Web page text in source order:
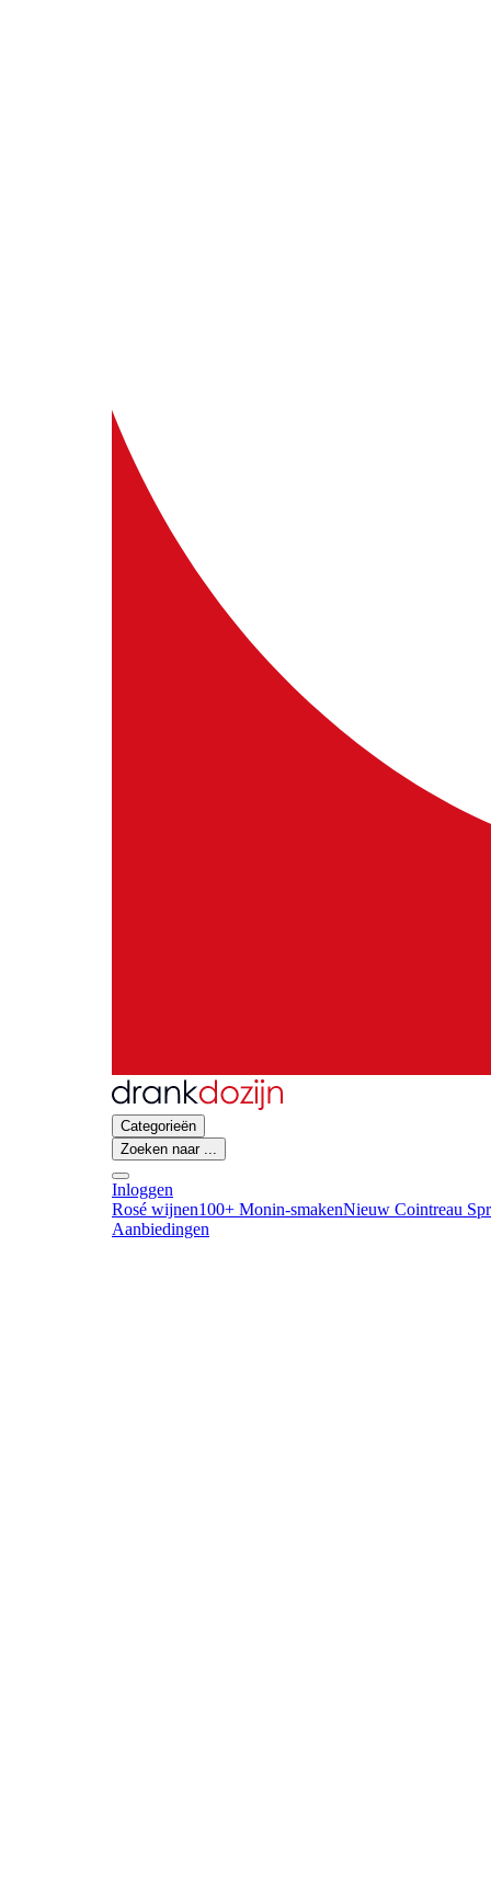
Categorieën
Zoeken naar ...
Inloggen
Rosé wijnen100+ Monin-smakenNieuw Cointreau
Aanbiedingen